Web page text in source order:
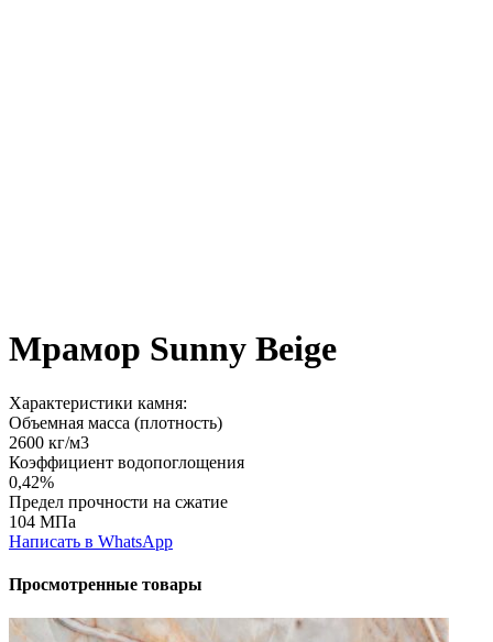
Мрамор Sunny Beige
Характеристики камня:
Объемная масса (плотность)
2600 кг/м3
Коэффициент водопоглощения
0,42%
Предел прочности на сжатие
104 МПа
Написать в WhatsApp
Просмотренные товары